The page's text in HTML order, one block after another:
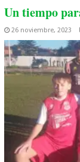
Un tiempo
26 noviembre, 2023